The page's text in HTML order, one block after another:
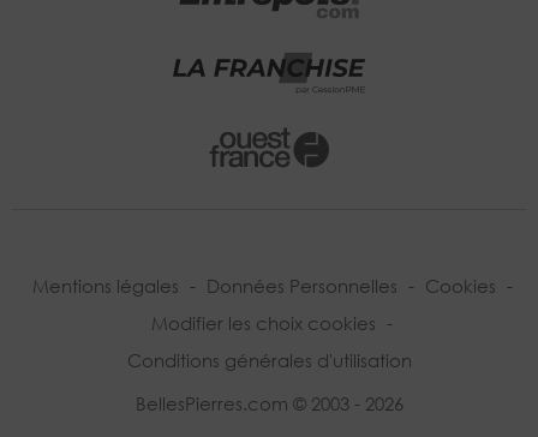
Mentions légales - Données Personnelles - Cookies -
Modifier les choix cookies -
Conditions générales d'utilisation
BellesPierres.com © 2003 - 2026